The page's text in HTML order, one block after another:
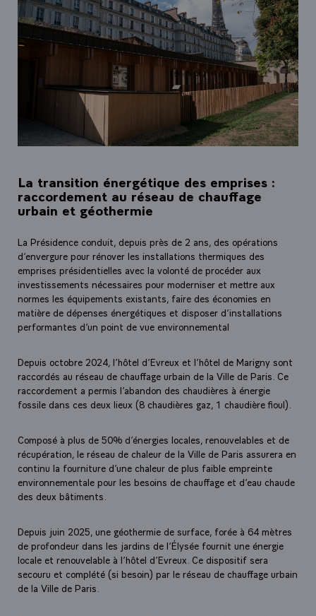
La transition énergétique des emprises :
raccordement au réseau de chauffage
urbain et géothermie
La Présidence conduit, depuis près de 2 ans, des opérations
d’envergure pour rénover les installations thermiques des
emprises présidentielles avec la volonté de procéder aux
investissements nécessaires pour moderniser et mettre aux
normes les équipements existants, faire des économies en
matière de dépenses énergétiques et disposer d’installations
performantes d’un point de vue environnemental
Depuis octobre 2024, l’hôtel d’Evreux et l’hôtel de Marigny sont
raccordés au réseau de chauffage urbain de la Ville de Paris. Ce
raccordement a permis l’abandon des chaudières à énergie
fossile dans ces deux lieux (8 chaudières gaz, 1 chaudière fioul).
Composé à plus de 50% d’énergies locales, renouvelables et de
récupération, le réseau de chaleur de la Ville de Paris assurera en
continu la fourniture d’une chaleur de plus faible empreinte
environnementale pour les besoins de chauffage et d’eau chaude
des deux bâtiments.
Depuis juin 2025, une géothermie de surface, forée à 64 mètres
de profondeur dans les jardins de l’Élysée fournit une énergie
locale et renouvelable à l’hôtel d’Evreux. Ce dispositif sera
secouru et complété (si besoin) par le réseau de chauffage urbain
de la Ville de Paris.